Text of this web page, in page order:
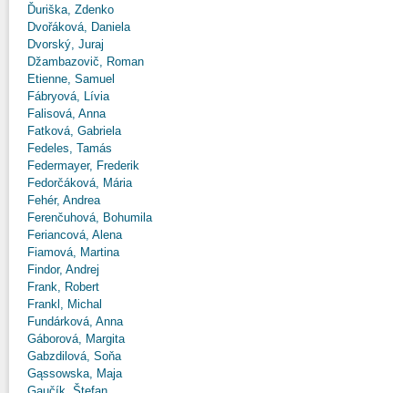
Ďuriška, Zdenko
Dvořáková, Daniela
Dvorský, Juraj
Džambazovič, Roman
Etienne, Samuel
Fábryová, Lívia
Falisová, Anna
Fatková, Gabriela
Fedeles, Tamás
Federmayer, Frederik
Fedorčáková, Mária
Fehér, Andrea
Ferenčuhová, Bohumila
Feriancová, Alena
Fiamová, Martina
Findor, Andrej
Frank, Robert
Frankl, Michal
Fundárková, Anna
Gáborová, Margita
Gabzdilová, Soňa
Gąssowska, Maja